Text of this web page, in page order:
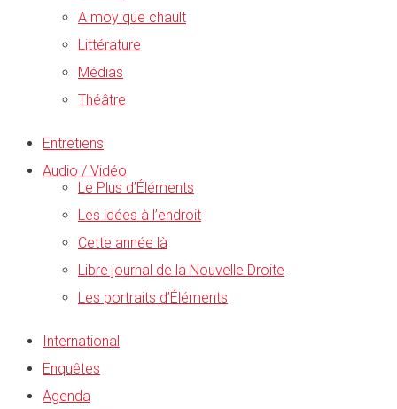
A moy que chault
Littérature
Médias
Théâtre
Entretiens
Audio / Vidéo
Le Plus d’Éléments
Les idées à l’endroit
Cette année là
Libre journal de la Nouvelle Droite
Les portraits d’Éléments
International
Enquêtes
Agenda